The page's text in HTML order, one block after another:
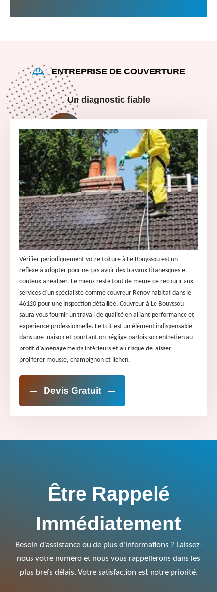
ENTREPRISE DE COUVERTURE
Un diagnostic fiable
Vérifier périodiquement votre toiture à Le Bouyssou est un
reflexe à adopter pour ne pas avoir des travaux titanesques et
coûteux à réaliser. Le mieux reste tout de même de recourir aux
services d’un spécialiste comme couvreur Renov habitat dans le
46120 pour une inspection détaillée. Couvreur à Le Bouyssou
saura vous fournir un travail de qualité en alliant performance et
expérience professionnelle. Le toit est un élément indispensable
dans une maison et pourtant on néglige parfois son entretien au
profit d’aménagements intérieurs et au risque de laisser
proliférer mousse, champignon et lichen.
Devis Gratuit
Être Rappelé
Immédiatement
Besoin d'assistance ou de plus d'informations ? Laissez-
nous votre numéro et nous vous rappellerons dans les
plus brefs délais. Votre satisfaction est notre priorité.